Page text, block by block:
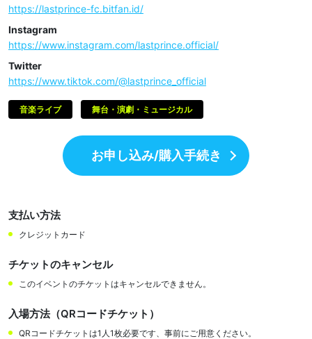
https://lastprince-fc.bitfan.id/
Instagram
https://www.instagram.com/lastprince.official/
Twitter
https://www.tiktok.com/@lastprince_official
音楽ライブ 舞台・演劇・ミュージカル
お申し込み/購入手続き
支払い方法
クレジットカード
チケットのキャンセル
このイベントのチケットはキャンセルできません。
入場方法（QRコードチケット）
QRコードチケットは1人1枚必要です、事前にご用意ください。